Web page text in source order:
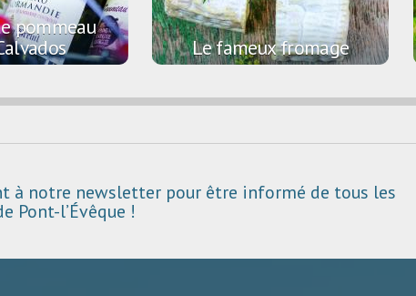
pommeau
Le fameux fromage
à notre newsletter pour être informé de tous les
Pont-l’Évêque !